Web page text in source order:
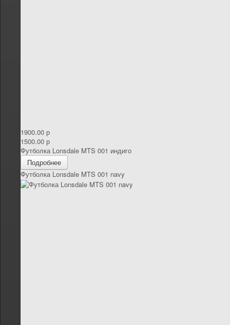
1900.00 р
1500.00 р
Футболка Lonsdale MTS 001 индиго
Подробнее
Футболка Lonsdale MTS 001 navy